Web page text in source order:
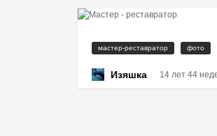
мастер-реставратор фото
Изяшка 14 лет 44